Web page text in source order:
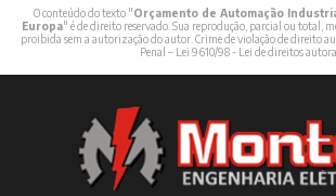
O conteúdo do texto "Orçamento de Automação
Europa" é de direito reservado. Sua reprodução, parcial ou total,
proibida sem a autorização do autor. Crime de violação de direito
Penal –
Lei 9610/98 - Lei de direitos